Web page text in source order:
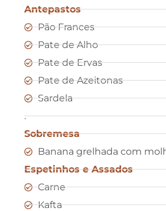
Antepastos
Pão Frances
Pate de Alho
Pate de Ervas
Pate de Azeitonas
Sardela
.
Sobremesa
Banana grelhada com
Espetinhos e Assados
Carne
Kafta